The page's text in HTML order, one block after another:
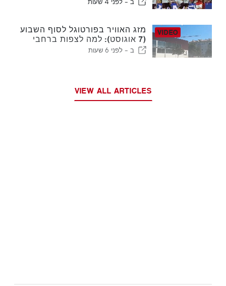
ב - לפני 4 שעות
מזג האוויר בפורטוגל לסוף השבוע
(7 אוגוסט): למה לצפות ברחבי
פורטוגל בסוף השבוע הקרוב
ב - לפני 6 שעות
VIEW ALL ARTICLES